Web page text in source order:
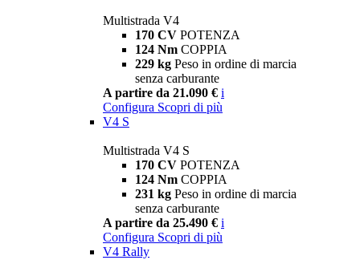
Multistrada V4
170 CV POTENZA
124 Nm COPPIA
229 kg Peso in ordine di marcia
senza carburante
A partire da 21.090 € i
Configura Scopri di più
V4 S
Multistrada V4 S
170 CV POTENZA
124 Nm COPPIA
231 kg Peso in ordine di marcia
senza carburante
A partire da 25.490 € i
Configura Scopri di più
V4 Rally